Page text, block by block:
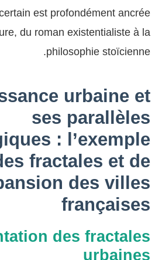
est profondément ancrée
du roman existentialiste à la
philosophie stoïcienne.
urbaine et
ses parallèles
: l’exemple
fractales et de
des villes
françaises
des fractales
urbaines